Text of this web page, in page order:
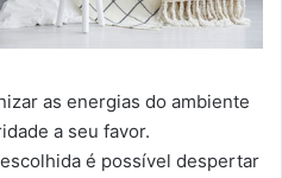
as energias do ambiente
a seu favor.
é possível despertar